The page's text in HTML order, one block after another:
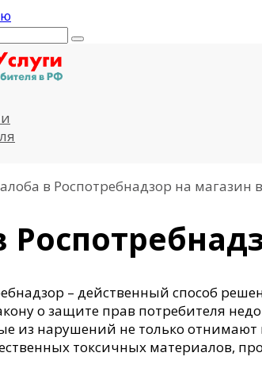
в Роспотребнадзор на магазин
– действенный способ
о защите прав потребителя
из нарушений не только
токсичных материалов,